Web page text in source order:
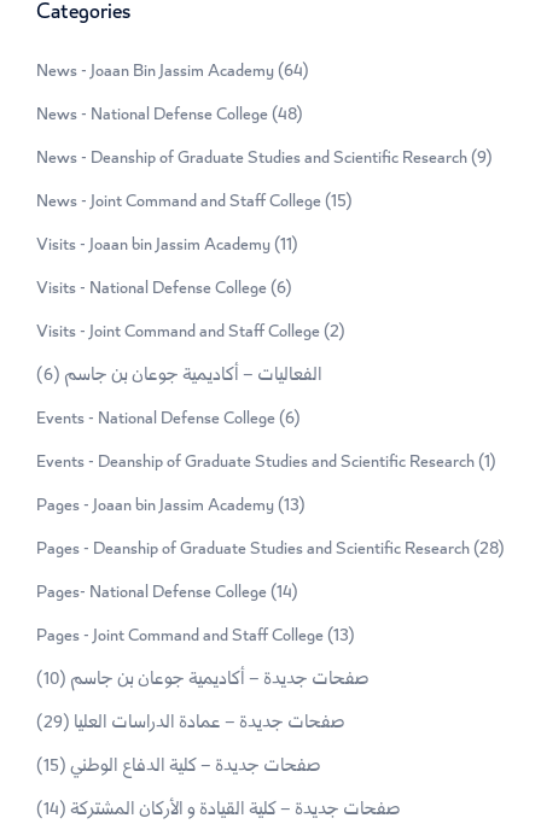
Categories
News - Joaan Bin Jassim Academy(64)
News - National Defense College(48)
News - Deanship of Graduate Studies and Scientific Research(9)
News - Joint Command and Staff College(15)
Visits - Joaan bin Jassim Academy(11)
Visits - National Defense College(6)
Visits - Joint Command and Staff College(2)
الفعاليات – أكاديمية جوعان بن جاسم (6)
Events - National Defense College(6)
Events - Deanship of Graduate Studies and Scientific Research(1)
Pages - Joaan bin Jassim Academy(13)
Pages - Deanship of Graduate Studies and Scientific Research(28)
Pages- National Defense College(14)
Pages - Joint Command and Staff College(13)
صفحات جديدة – أكاديمية جوعان بن جاسم (10)
صفحات جديدة – عمادة الدراسات العليا (29)
صفحات جديدة – كلية الدفاع الوطني (15)
صفحات جديدة – كلية القيادة و الأركان المشتركة (14)